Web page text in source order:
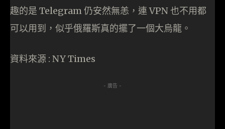
趣的是 Telegram 仍安然無恙，連 VPN 也不用都
可以用到，似乎俄羅斯真的擺了一個大烏龍。
資料來源 : NY Times
- 廣告 -